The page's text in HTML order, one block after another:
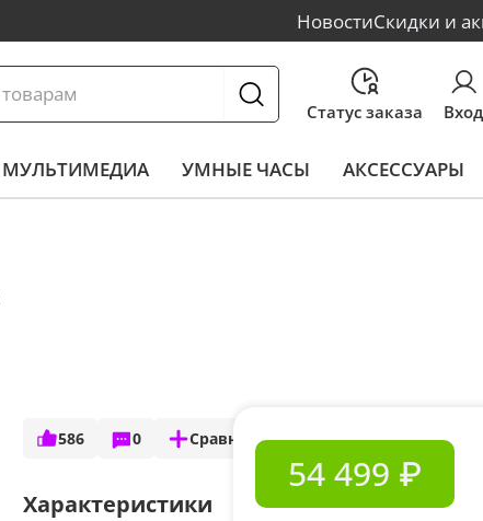
НовостиСкидки и
Статус заказа Вход
МУЛЬТИМЕДИА УМНЫЕ ЧАСЫ АКСЕССУАРЫ
586 0 Сравнить
Характеристики
54 499 ₽